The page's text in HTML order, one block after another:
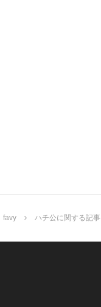
favy ハチ公に関する記事